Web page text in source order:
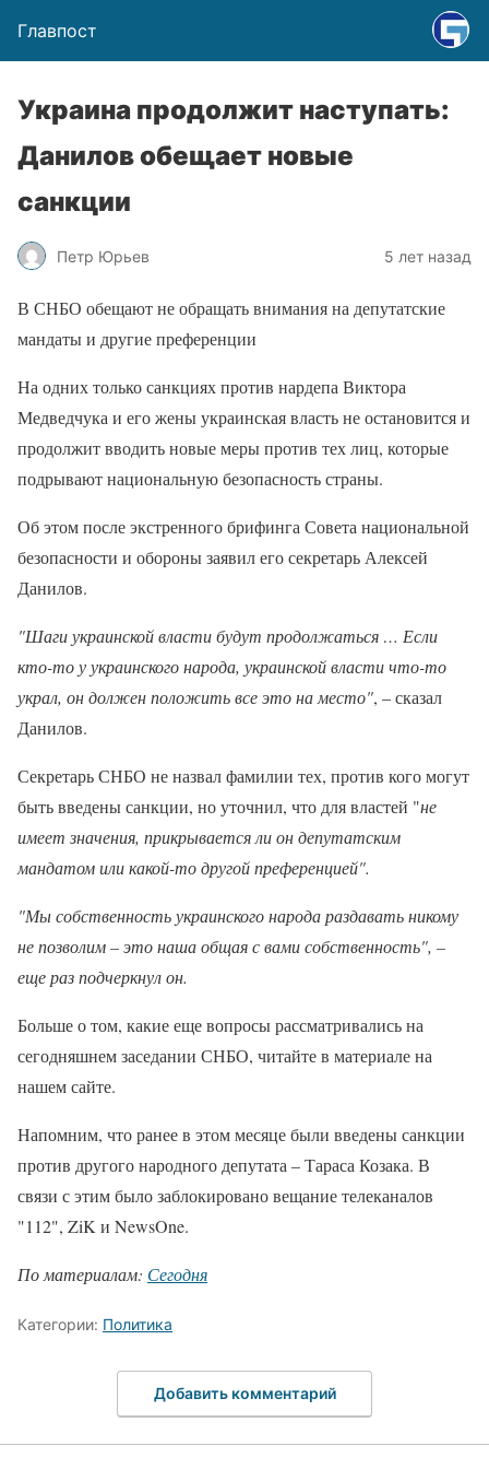
Главпост
Украина продолжит наступать:
Данилов обещает новые
санкции
Петр Юрьев 5 лет назад
В СНБО обещают не обращать внимания на депутатские
мандаты и другие преференции
На одних только санкциях против нардепа Виктора
Медведчука и его жены украинская власть не остановится и
продолжит вводить новые меры против тех лиц, которые
подрывают национальную безопасность страны.
Об этом после экстренного брифинга Совета национальной
безопасности и обороны заявил его секретарь Алексей
Данилов.
"Шаги украинской власти будут продолжаться … Если
кто-то у украинского народа, украинской власти что-то
украл, он должен положить все это на место", – сказал
Данилов.
Секретарь СНБО не назвал фамилии тех, против кого могут
быть введены санкции, но уточнил, что для властей "не
имеет значения, прикрывается ли он депутатским
мандатом или какой-то другой преференцией".
"Мы собственность украинского народа раздавать никому
не позволим – это наша общая с вами собственность", –
еще раз подчеркнул он.
Больше о том, какие еще вопросы рассматривались на
сегодняшнем заседании СНБО, читайте в материале на
нашем сайте.
Напомним, что ранее в этом месяце были введены санкции
против другого народного депутата – Тараса Козака. В
связи с этим было заблокировано вещание телеканалов
"112", ZiK и NewsOne.
По материалам: Сегодня
Категории: Политика
Добавить комментарий